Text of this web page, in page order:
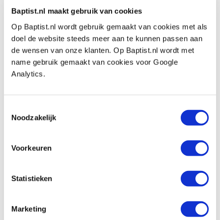
Baptist.nl maakt gebruik van cookies
Op Baptist.nl wordt gebruik gemaakt van cookies met als
doel de website steeds meer aan te kunnen passen aan
de wensen van onze klanten. Op Baptist.nl wordt met
name gebruik gemaakt van cookies voor Google
Analytics.
Noodzakelijk
Voorkeuren
Statistieken
Marketing
met schacht 12,7 mm
€ 37,75 incl. btw
€ 31,20 excl. btw
Op voorraad
Morse HSS bi-metaal gatzaag Ø 44 mm
Morse HSS bi-metaal gatzaag Ø 51 mm